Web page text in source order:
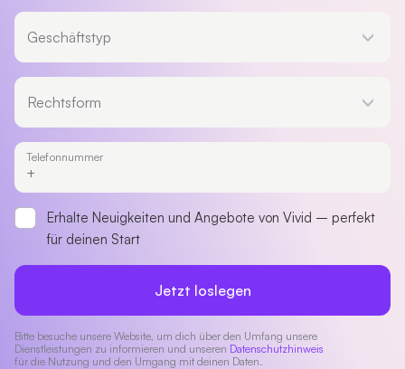
Geschäftstyp
Rechtsform
Telefonnummer
Erhalte Neuigkeiten und Angebote von Vivid – perfekt
für deinen Start
Jetzt loslegen
Bitte besuche unsere Website, um dich über den Umfang unsere
Dienstleistungen zu informieren und unseren Datenschutzhinweis
für die Nutzung und den Umgang mit deinen Daten.